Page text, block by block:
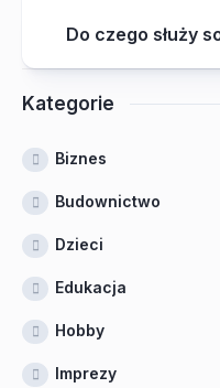
Do czego służy
Kategorie
Biznes
Budownictwo
Dzieci
Edukacja
Hobby
Imprezy